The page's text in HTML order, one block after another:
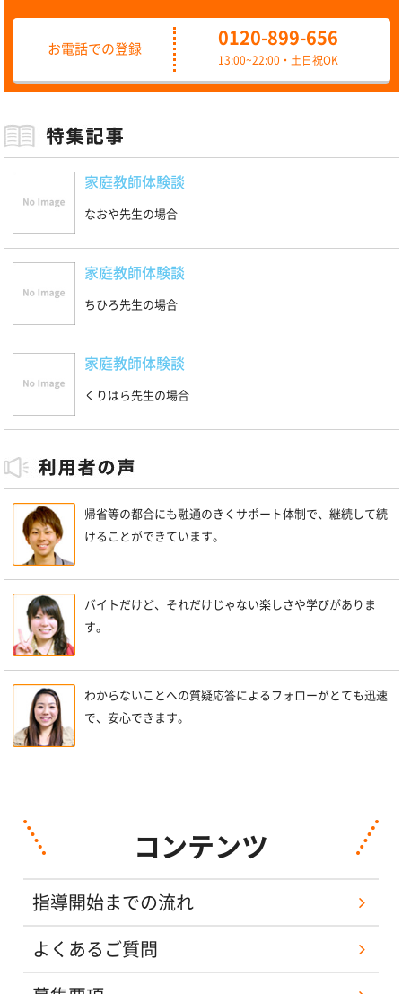
お電話での登録
0120-899-656
13:00~22:00・土日祝OK
家庭教師体験談
なおや先生の場合
家庭教師体験談
ちひろ先生の場合
家庭教師体験談
くりはら先生の場合
帰省等の都合にも融通のきくサポート体制で、継続して続
けることができています。
バイトだけど、それだけじゃない楽しさや学びがありま
す。
わからないことへの質疑応答によるフォローがとても迅速
で、安心できます。
コンテンツ
指導開始までの流れ
よくあるご質問